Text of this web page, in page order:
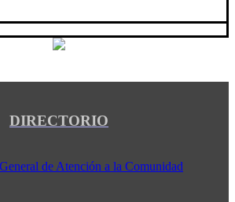
DIRECTORIO